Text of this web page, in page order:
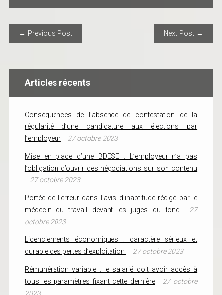
POST NAVIGATION
← Previous Post Next Post →
Articles récents
Conséquences de l’absence de contestation de la
régularité d’une candidature aux élections par
l’employeur
27 octobre 2023
Mise en place d’une BDESE : L’employeur n’a pas
l’obligation d’ouvrir des négociations sur son contenu
27 octobre 2023
Portée de l’erreur dans l’avis d’inaptitude rédigé par le
médecin du travail devant les juges du fond
27
octobre 2023
Licenciements économiques : caractère sérieux et
durable des pertes d’exploitation
27 octobre 2023
Rémunération variable : le salarié doit avoir accès à
tous les paramètres fixant cette dernière
27 octobre
2023